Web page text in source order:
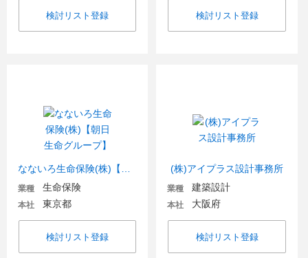
検討リスト登録 検討リスト登録
業種 生命保険
本社 東京都
検討リスト登録
(株)アイプラス設計事務所
業種 建築設計
本社 大阪府
検討リスト登録